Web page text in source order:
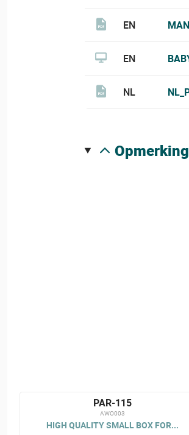
EN
EN
NL
PAR-115
AWO003
HIGH QUALITY SMALL BOX FOR...